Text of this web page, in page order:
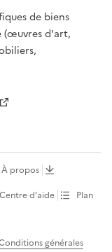
de biens
(œuvres d'art,
À propos
Centre d’aide
Plan
générales